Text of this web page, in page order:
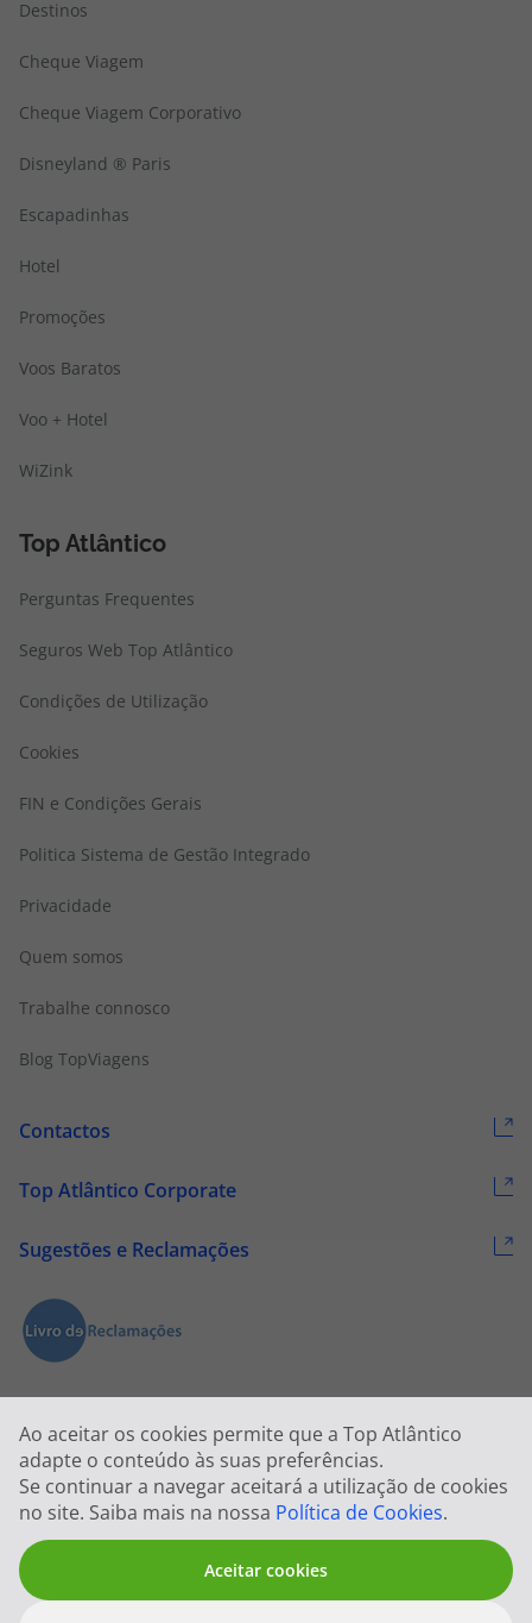
Ao aceitar os cookies permite que a Top Atlântico
adapte o conteúdo às suas preferências.
Se continuar a navegar aceitará a utilização de cookies
no site. Saiba mais na nossa Política de Cookies.
Aceitar cookies
Destinos
Cheque Viagem
Cheque Viagem Corporativo
Disneyland ® Paris
Escapadinhas
Hotel
Promoções
Voos Baratos
Voo + Hotel
WiZink
Top Atlântico
Perguntas Frequentes
Seguros Web Top Atlântico
Condições de Utilização
Cookies
FIN e Condições Gerais
Politica Sistema de Gestão Integrado
Privacidade
Quem somos
Trabalhe connosco
Blog TopViagens
Contactos
Top Atlântico Corporate
Sugestões e Reclamações
2026 © Todos os direitos reservados:Top Atlântico, Viagens e Turismo